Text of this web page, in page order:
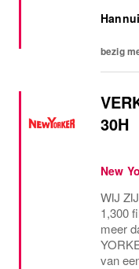
en tant
bezig
30H
New
WIJ
1,300
meer
van